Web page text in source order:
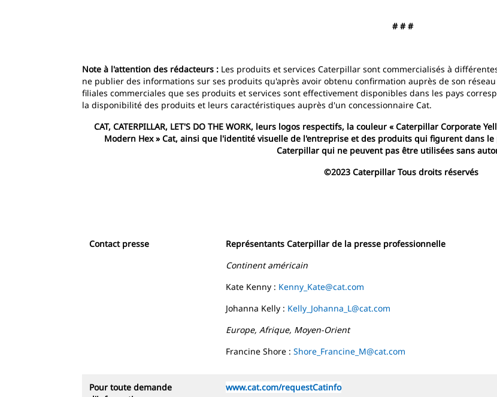
# # #
Note à l'attention des rédacteurs : Les produits et services Caterpillar sont commercialisés à
ne publier des informations sur ses produits qu'après avoir obtenu confirmation auprès de son
filiales commerciales que ses produits et services sont effectivement disponibles dans les pays
la disponibilité des produits et leurs caractéristiques auprès d'un concessionnaire Cat.
CAT, CATERPILLAR, LET'S DO THE WORK, leurs logos respectifs, la couleur « Caterpillar Corporate
Modern Hex » Cat, ainsi que l'identité visuelle de l'entreprise et des produits qui figurent dans
Caterpillar qui ne peuvent pas être utilisées sans
©2023 Caterpillar Tous droits réservés
Contact presse
Représentants Caterpillar de la presse professionnelle
Continent américain
Kate Kenny : Kenny_Kate@cat.com
Johanna Kelly : Kelly_Johanna_L@cat.com
Europe, Afrique, Moyen-Orient
Francine Shore : Shore_Francine_M@cat.com
Pour toute demande
www.cat.com/requestCatinfo